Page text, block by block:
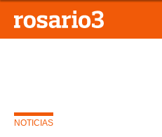
NOTICIAS